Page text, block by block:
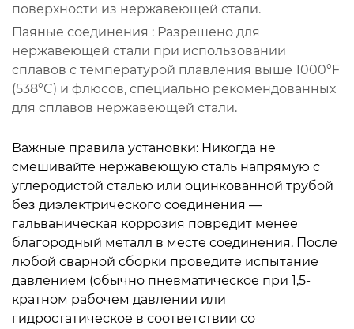
поверхности из нержавеющей стали.
Паяные соединения : Разрешено для
нержавеющей стали при использовании
сплавов с температурой плавления выше 1000°F
(538°C) и флюсов, специально рекомендованных
для сплавов нержавеющей стали.
Важные правила установки: Никогда не
смешивайте нержавеющую сталь напрямую с
углеродистой сталью или оцинкованной трубой
без диэлектрического соединения —
гальваническая коррозия повредит менее
благородный металл в месте соединения. После
любой сварной сборки проведите испытание
давлением (обычно пневматическое при 1,5-
кратном рабочем давлении или
гидростатическое в соответствии со